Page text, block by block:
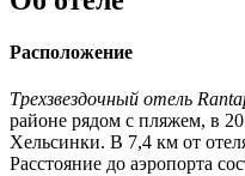
Расположение
Трехзвездочный отель
районе рядом с пляжем, в
Хельсинки. В 7,4 км от
Расстояние до аэропорта